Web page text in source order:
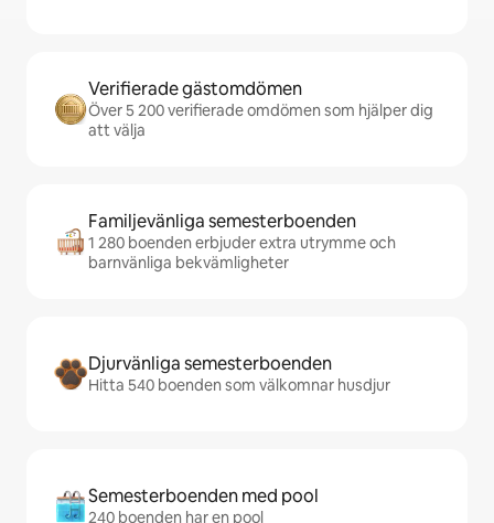
Verifierade gästomdömen
Över 5 200 verifierade omdömen som hjälper dig
att välja
Familjevänliga semesterboenden
1 280 boenden erbjuder extra utrymme och
barnvänliga bekvämligheter
Djurvänliga semesterboenden
Hitta 540 boenden som välkomnar husdjur
Semesterboenden med pool
240 boenden har en pool